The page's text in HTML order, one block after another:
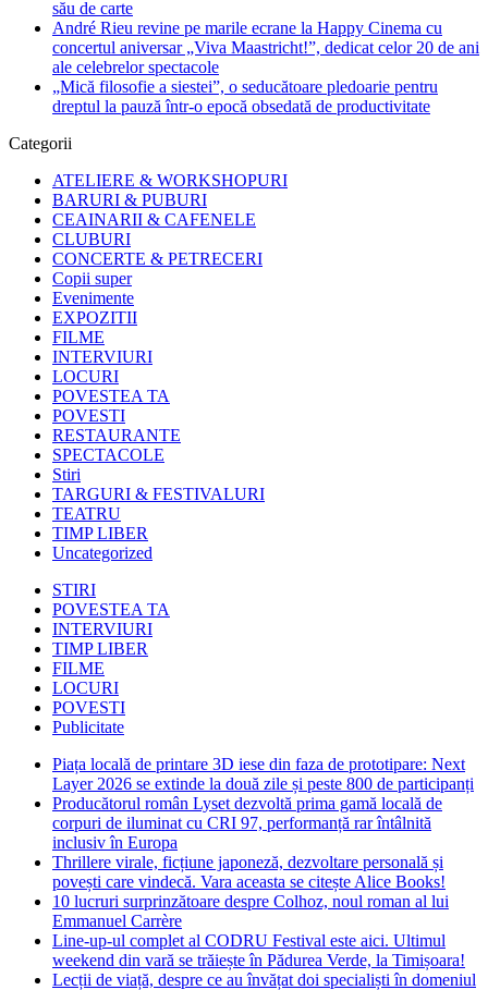
său de carte
André Rieu revine pe marile ecrane la Happy Cinema cu
concertul aniversar „Viva Maastricht!”, dedicat celor 20 de ani
ale celebrelor spectacole
„Mică filosofie a siestei”, o seducătoare pledoarie pentru
dreptul la pauză într-o epocă obsedată de productivitate
Categorii
ATELIERE & WORKSHOPURI
BARURI & PUBURI
CEAINARII & CAFENELE
CLUBURI
CONCERTE & PETRECERI
Copii super
Evenimente
EXPOZITII
FILME
INTERVIURI
LOCURI
POVESTEA TA
POVESTI
RESTAURANTE
SPECTACOLE
Stiri
TARGURI & FESTIVALURI
TEATRU
TIMP LIBER
Uncategorized
STIRI
POVESTEA TA
INTERVIURI
TIMP LIBER
FILME
LOCURI
POVESTI
Publicitate
Piața locală de printare 3D iese din faza de prototipare: Next
Layer 2026 se extinde la două zile și peste 800 de participanți
Producătorul român Lyset dezvoltă prima gamă locală de
corpuri de iluminat cu CRI 97, performanță rar întâlnită
inclusiv în Europa
Thrillere virale, ficțiune japoneză, dezvoltare personală și
povești care vindecă. Vara aceasta se citește Alice Books!
10 lucruri surprinzătoare despre Colhoz, noul roman al lui
Emmanuel Carrère
Line-up-ul complet al CODRU Festival este aici. Ultimul
weekend din vară se trăiește în Pădurea Verde, la Timișoara!
Lecții de viață, despre ce au învățat doi specialiști în domeniul